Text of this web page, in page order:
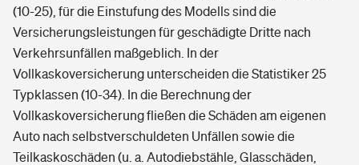
(10-25), für die Einstufung des Modells sind die
Versicherungsleistungen für geschädigte Dritte nach
Verkehrsunfällen maßgeblich. In der
Vollkaskoversicherung unterscheiden die Statistiker 25
Typklassen (10-34). In die Berechnung der
Vollkaskoversicherung fließen die Schäden am eigenen
Auto nach selbstverschuldeten Unfällen sowie die
Teilkaskoschäden (u. a. Autodiebstähle, Glasschäden,